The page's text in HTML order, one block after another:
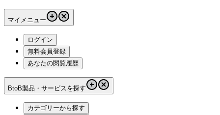
マイメニュー
ログイン
無料会員登録
あなたの閲覧履歴
BtoB製品・サービスを探す
カテゴリーから探す